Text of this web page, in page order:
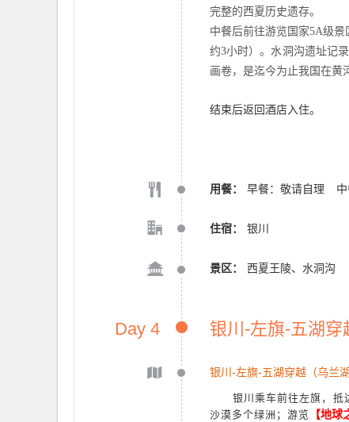
完整的西夏历史遗存。
中餐后前往游览国家5A级
约3小时）。水洞沟遗址记
画卷，是迄今为止我国在黄
结束后返回酒店入住。
用餐： 早餐：敬请自理
住宿： 银川
景区： 西夏王陵、水洞沟
Day 4 银川-左旗-五湖
银川-左旗-五湖穿越（乌兰
银川乘车前往左旗，抵
沙漠多个绿洲；游览 【地球